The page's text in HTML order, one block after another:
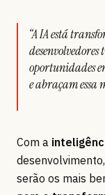
“A IA está
oportunidades
e abraçam essa
Com a
serão os mais